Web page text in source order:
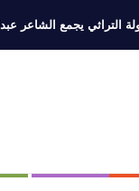
التراثي يجمع الشاعر
وقراءة التشكيل الصوفي